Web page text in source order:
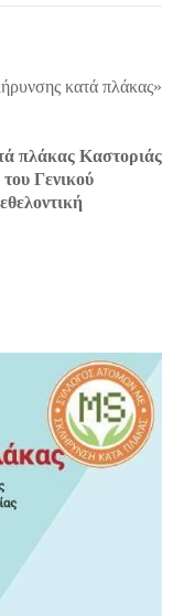
κατά πλάκας»
πλάκας Καστοριάς
Γενικού
εθελοντική